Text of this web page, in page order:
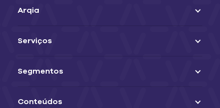
Arqia
Serviços
Segmentos
Conteúdos